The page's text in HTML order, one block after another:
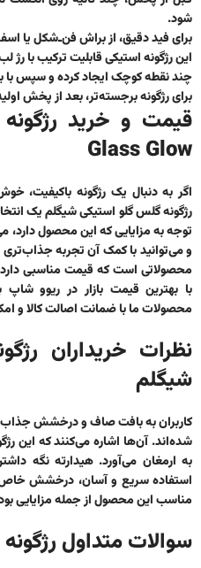
شود.
برای فید دقیق، از براش فن‌ـ‌شکل یا
این رژگونه استیکی قابلیت ترکیب با رژ
چند نقطه کوچک ایجاد کرده و سپس
برای رژگونه برجسته‌تر، بعد از پخش
قیمت و خرید
Glass Glow
اگر به دنبال یک رژگونه باکیفیت،
رژگونه گلس گلو استیکی شیگلمیک
توجه به مزایایی که این محصول
و می‌توانید با کمک آن تجربه جذاب‌تری
محصولاتی است که قیمت مناسبی
با بهترین قیمت بازار در ریوو
محصولات ما با ضمانت اصالت کالا و
نظرات خریداران
شیگلم
کاربران به بافت صاف و درخشش جذاب
شده‌اند. آن‌ها اشاره می‌کنند که این
به ارمغان می‌آورد. هیدارته نگه
استفاده سریع و آسان، درخشش
مناسب این محصول از جمله مزایایی
سوالات متداول رژگونه Glass Glow